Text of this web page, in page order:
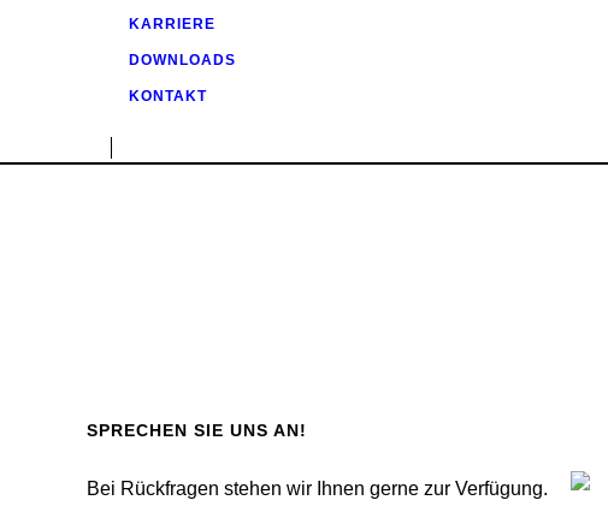
KARRIERE
DOWNLOADS
KONTAKT
SPRECHEN SIE UNS AN!
Bei Rückfragen stehen wir Ihnen gerne zur Verfügung.